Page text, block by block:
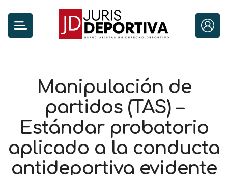
Manipulación de
partidos (TAS) –
Estándar probatorio
aplicado a la conducta
antideportiva evidente